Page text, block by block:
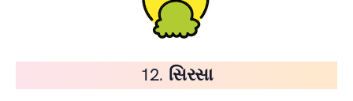
12. સિરસા